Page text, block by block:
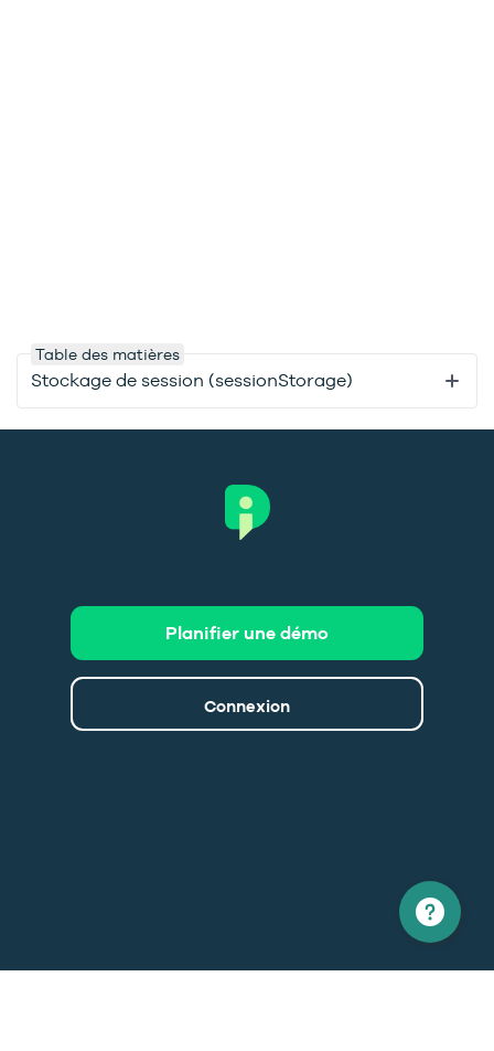
Table des matières
Stockage de session (sessionStorage)
Connexion
Planifier une démo